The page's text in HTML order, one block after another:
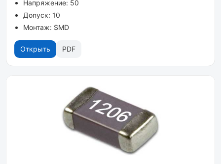
Напряжение: 50
Допуск: 10
Монтаж: SMD
Открыть PDF